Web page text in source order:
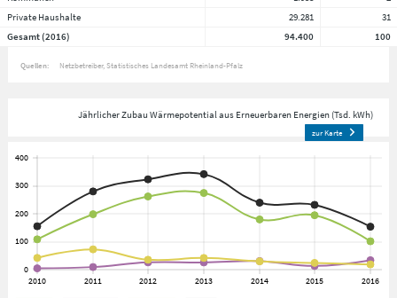
Private Haushalte
29.281
31
Gesamt (2016)
94.400 100
Quellen: Netzbetreiber Statistisches Landesamt Rheinland-Pfalz
Jährlicher Zubau Wärmepotential aus Erneuerbaren Energien (Tsd. kWh)
zur Karte